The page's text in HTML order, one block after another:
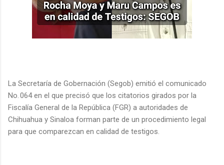
La Secretaría de Gobernación (Segob) emitió el comunicado
No. 064 en el que precisó que los citatorios girados por la
Fiscalía General de la República (FGR) a autoridades de
Chihuahua y Sinaloa forman parte de un procedimiento legal
para que comparezcan en calidad de testigos.